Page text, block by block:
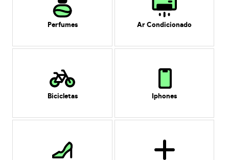
Perfumes Ar Condicionado
Bicicletas Iphones